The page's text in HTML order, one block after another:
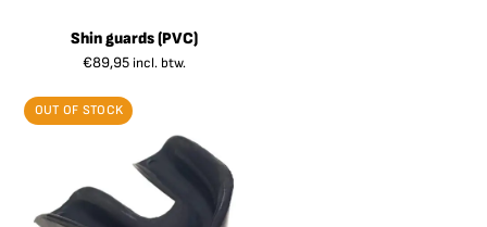
Shin guards (PVC)
€89,95 incl. btw.
OUT OF STOCK